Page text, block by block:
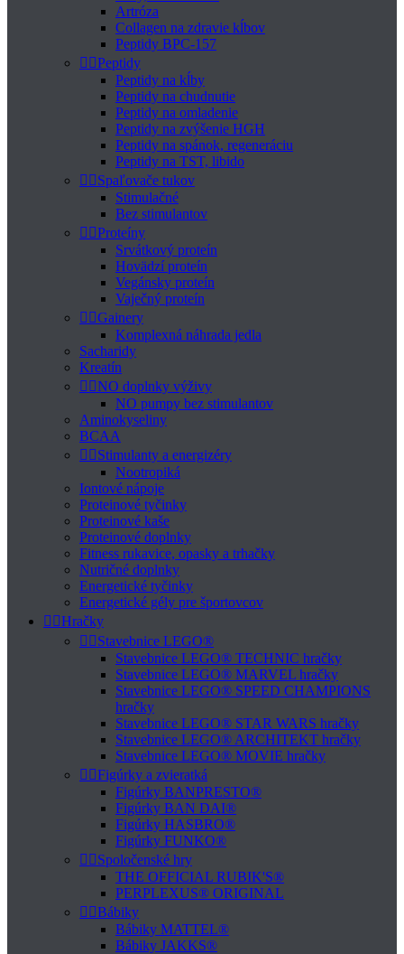
Artróza
Collagen na zdravie kĺbov
Peptidy BPC-157
 Peptidy
Peptidy na kĺby
Peptidy na chudnutie
Peptidy na omladenie
Peptidy na zvýšenie HGH
Peptidy na spánok, regeneráciu
Peptidy na TST, libido
 Spaľovače tukov
Stimulačné
Bez stimulantov
 Proteíny
Srvátkový proteín
Hovädzí proteín
Vegánsky proteín
Vaječný proteín
 Gainery
Komplexná náhrada jedla
Sacharidy
Kreatín
 NO doplnky výživy
NO pumpy bez stimulantov
Aminokyseliny
BCAA
 Stimulanty a energizéry
Nootropiká
Iontové nápoje
Proteinové tyčinky
Proteinové kaše
Proteinové doplnky
Fitness rukavice, opasky a trhačky
Nutričné doplnky
Energetické tyčinky
Energetické gély pre športovcov
 Hračky
 Stavebnice LEGO®
Stavebnice LEGO® TECHNIC hračky
Stavebnice LEGO® MARVEL hračky
Stavebnice LEGO® SPEED CHAMPIONS
hračky
Stavebnice LEGO® STAR WARS hračky
Stavebnice LEGO® ARCHITEKT hračky
Stavebnice LEGO® MOVIE hračky
 Figúrky a zvieratká
Figúrky BANPRESTO®
Figúrky BAN DAI®
Figúrky HASBRO®
Figúrky FUNKO®
 Spoločenské hry
THE OFFICIAL RUBIK'S®
PERPLEXUS® ORIGINAL
 Bábiky
Bábiky MATTEL®
Bábiky JAKKS®